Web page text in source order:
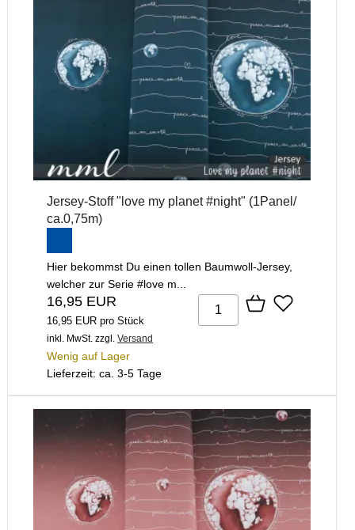
Jersey-Stoff "love my planet #night" (1Panel/
ca.0,75m)
Hier bekommst Du einen tollen Baumwoll-Jersey,
welcher zur Serie #love m...
16,95 EUR
16,95 EUR pro Stück
inkl. MwSt. zzgl. Versand
Wenig auf Lager
Lieferzeit: ca. 3-5 Tage